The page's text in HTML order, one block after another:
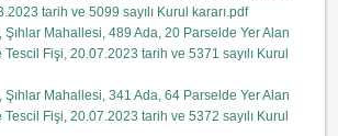
tarih ve 5099 sayılı Kurul kararı.pdf
Mahallesi, 489 Ada, 20 Parselde Yer Alan
Tescil Fişi, 20.07.2023 tarih ve 5371 sayılı Kurul
Mahallesi, 341 Ada, 64 Parselde Yer Alan
Tescil Fişi, 20.07.2023 tarih ve 5372 sayılı Kurul